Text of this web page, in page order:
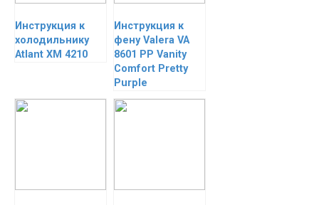
Инструкция к
холодильнику
Atlant ХМ 4210
Инструкция к
фену Valera VA
8601 PP Vanity
Comfort Pretty
Purple